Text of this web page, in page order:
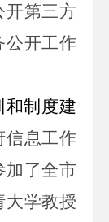
开第三方
公开工作
和制度建
信息工作
加了全市
大学教授